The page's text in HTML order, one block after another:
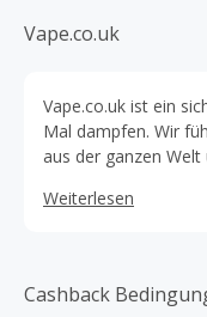
Vape.co.uk
Vape.co.uk ist ein
Mal dampfen. Wir
aus der ganzen
außergewöhnlichen
Weiterlesen
Cashback